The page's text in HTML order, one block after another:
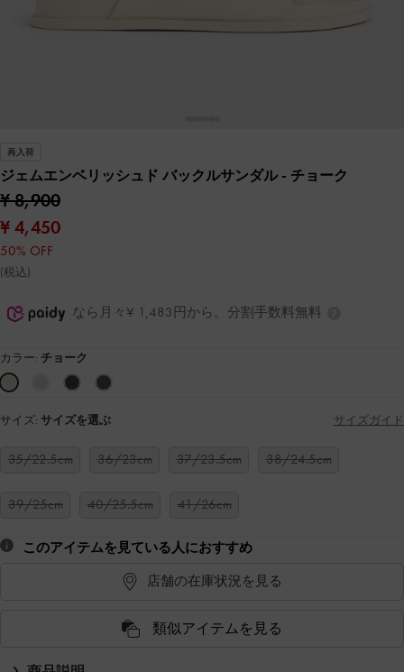
再入荷
ジェムエンベリッシュド バックルサンダル- チョーク
¥ 8,900
¥ 4,450
50% OFF
(税込)
なら月々¥ 1,483円から。分割手数料無料
カラー: チョーク
サイズ: サイズを選ぶ サイズガイド
35/22.5cm 36/23cm 37/23.5cm 38/24.5cm
39/25cm 40/25.5cm 41/26cm
このアイテムを見ている人におすすめ
店舗の在庫状況を見る
類似アイテムを見る